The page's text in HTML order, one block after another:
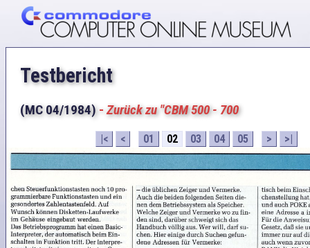
Testbericht
(MC 04/1984)-Zurück zu "CBM 500 - 700
|< < 01 02 03 04 05 > >|